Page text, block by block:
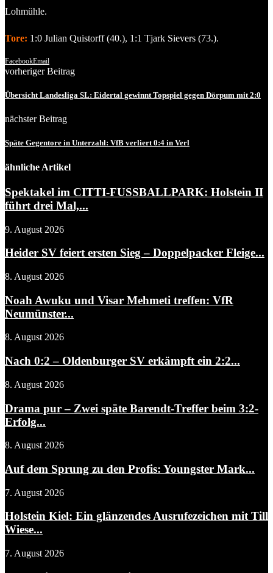
Lohmühle.
Tore: 1:0 Julian Quistorff (40.), 1:1 Tjark Sievers (73.).
FacebookEmail
vorheriger Beitrag
Übersicht Landesliga SL: Eidertal gewinnt Topspiel gegen Dörpum mit 2:0
nächster Beitrag
Späte Gegentore in Unterzahl: VfB verliert 0:4 in Verl
ähnliche Artikel
Spektakel im CITTI-FUSSBALLPARK: Holstein II
führt drei Mal,...
9. August 2026
Heider SV feiert ersten Sieg – Doppelpacker Fleige...
8. August 2026
Noah Awuku und Visar Mehmeti treffen: VfR
Neumünster...
8. August 2026
Nach 0:2 – Oldenburger SV erkämpft ein 2:2...
8. August 2026
Drama pur – Zwei späte Barendt-Treffer beim 3:2-
Erfolg...
8. August 2026
Auf dem Sprung zu den Profis: Youngster Mark...
7. August 2026
Holstein Kiel: Ein glänzendes Ausrufezeichen mit Till
Wiese...
7. August 2026